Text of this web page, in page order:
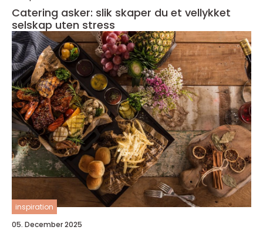
Catering asker: slik skaper du et vellykket
selskap uten stress
inspiration
05. December 2025